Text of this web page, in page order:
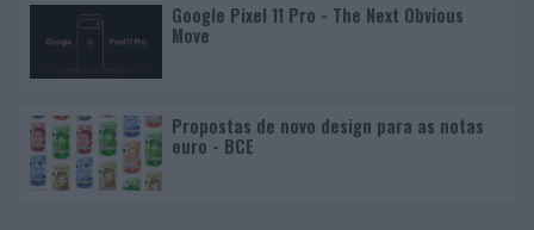
Google Pixel 11 Pro - The Next Obvious
Move
Propostas de novo design para as notas
euro - BCE